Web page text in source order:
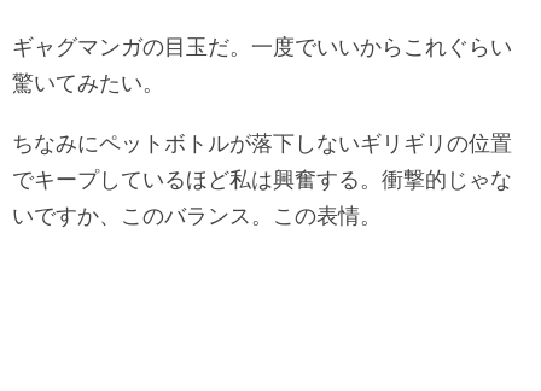
ギャグマンガの目玉だ。一度でいいからこれぐらい
驚いてみたい。
ちなみにペットボトルが落下しないギリギリの位置
でキープしているほど私は興奮する。衝撃的じゃな
いですか、このバランス。この表情。